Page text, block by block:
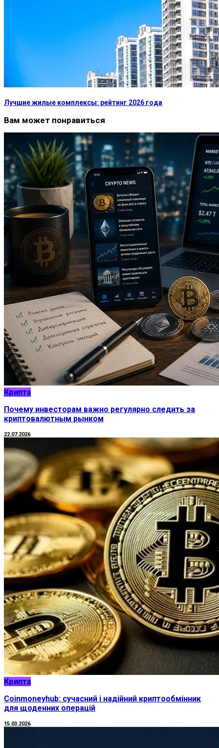
Лучшие жилые комплексы: рейтинг 2026 года
Вам может понравиться
Крипта
Почему инвесторам важно регулярно следить за
криптовалютным рынком
22.07.2026
Крипта
Coinmoneyhub: сучасний і надійний криптообмінник
для щоденних операцій
15.03.2026